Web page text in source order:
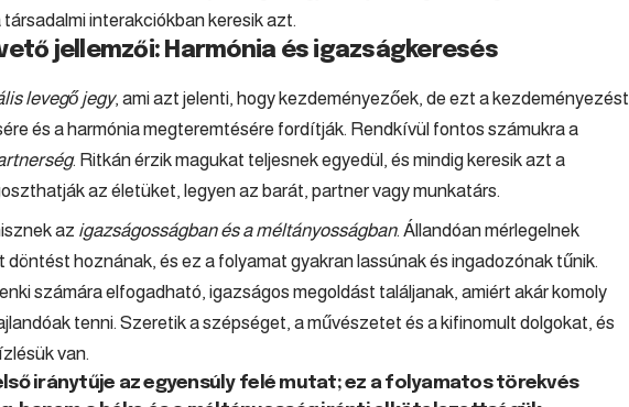
interakciókban keresik azt.
jellemzői: Harmónia és igazságkeresés
levegő jegy, ami azt jelenti, hogy kezdeményezőek, de ezt a kezdeményezést
és a harmónia megteremtésére fordítják. Rendkívül fontos számukra a
. Ritkán érzik magukat teljesnek egyedül, és mindig keresik azt a
az életüket, legyen az barát, partner vagy munkatárs.
az igazságosságban és a méltányosságban. Állandóan mérlegelnek
döntést hoznának, és ez a folyamat gyakran lassúnak és ingadozónak tűnik.
számára elfogadható, igazságos megoldást találjanak, amiért akár komoly
tenni. Szeretik a szépséget, a művészetet és a kifinomult dolgokat, és
van.
iránytűje az egyensúly felé mutat; ez a folyamatos törekvés